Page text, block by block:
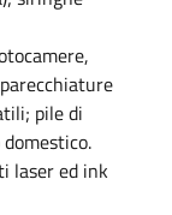
pile di
laser ed ink